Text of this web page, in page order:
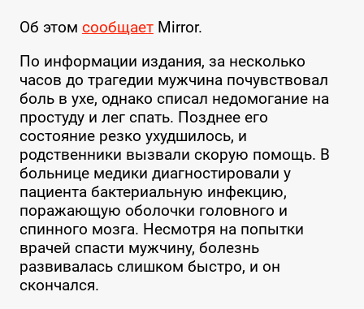
Об этом сообщаетMirror.
По информации издания, за несколько
часов до трагедии мужчина почувствовал
боль в ухе, однако списал недомогание на
простуду и лег спать. Позднее его
состояние резко ухудшилось, и
родственники вызвали скорую помощь. В
больнице медики диагностировали у
пациента бактериальную инфекцию,
поражающую оболочки головного и
спинного мозга. Несмотря на попытки
врачей спасти мужчину, болезнь
развивалась слишком быстро, и он
скончался.